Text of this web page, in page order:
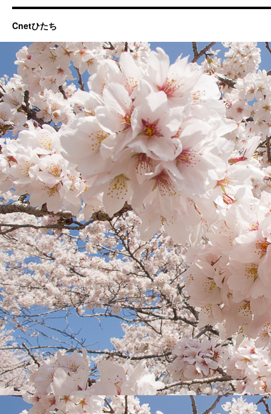
Cnetひたち